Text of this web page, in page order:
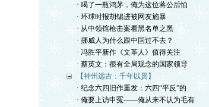
· 喝了一瓶鸿茅，俺为这位蒋公后怕
· 环球时报胡锡进被网友施暴
· 从中领馆枪击案看黑名单之黑
· 挪威人为什么跟中国过不去？
· 冯胜平新作《文革人》值得关注
· 蔡英文：很有全局观念的国家领导
【神州远古：千年以贯】
· 纪念六四旧作重发：六四“平反”的
· 俺要上访申冤——俺从来不认为毛有